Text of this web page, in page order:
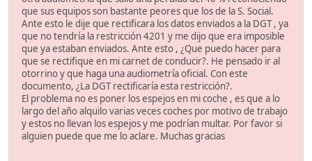
que sus equipos son bastante peores que los de la S. Social.
Ante esto le dije que rectificara los datos enviados a la DGT , ya
que no tendría la restricción 4201 y me dijo que era imposible
que ya estaban enviados. Ante esto , ¿Que puedo hacer para
que se rectifique en mi carnet de conducir?. He pensado ir al
otorrino y que haga una audiometría oficial. Con este
documento, ¿La DGT rectificaría esta restricción?.
El problema no es poner los espejos en mi coche , es que a lo
largo del año alquilo varias veces coches por motivo de trabajo
y estos no llevan los espejos y me podrían multar. Por favor si
alguien puede que me lo aclare. Muchas gracias